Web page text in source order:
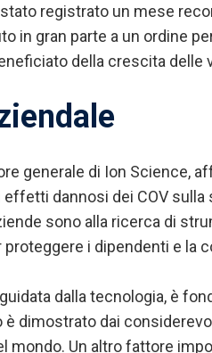
stato registrato un mese
in gran parte a un ordine
della crescita
generale di Ion Science,
dannosi dei COV sulla
sono alla ricerca di
i dipendenti e la
dalla tecnologia, è
è dimostrato dai
mondo. Un altro fattore